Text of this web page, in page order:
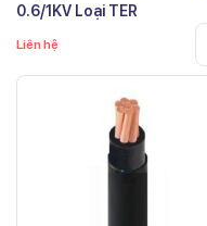
0.6/1KV Loại TER
Liên hệ